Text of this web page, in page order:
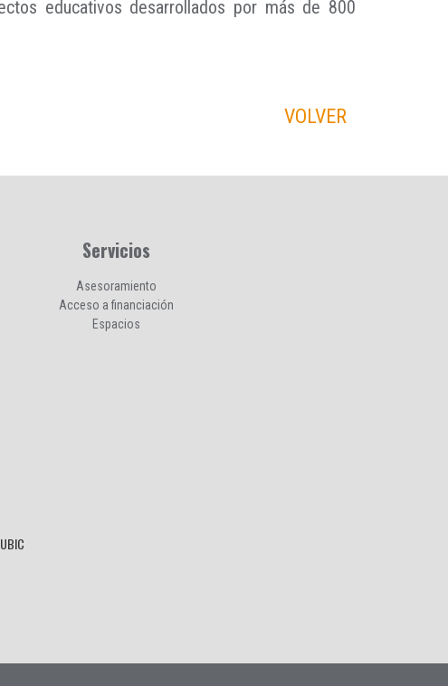
educativos desarrollados por más de 800
VOLVER
Servicios
Asesoramiento
Acceso a financiación
Espacios